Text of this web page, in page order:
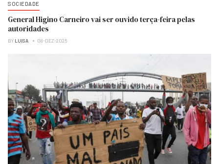
SOCIEDADE
General Higino Carneiro vai ser ouvido terça-feira pelas
autoridades
BY LUISA 08-DEZ-2025